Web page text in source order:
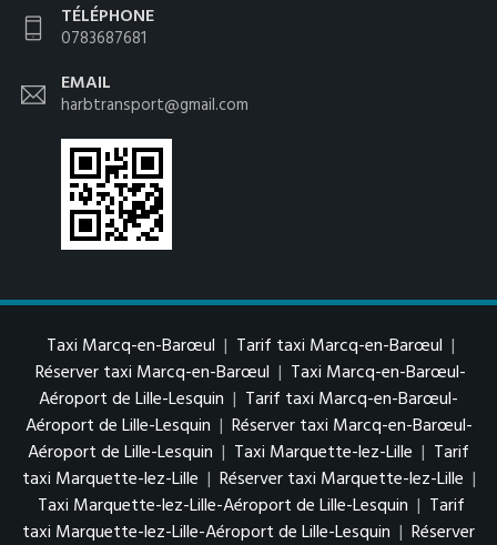
TÉLÉPHONE
0783687681
EMAIL
harbtransport@gmail.com
Taxi Marcq-en-Barœul | Tarif taxi Marcq-en-Barœul |
Réserver taxi Marcq-en-Barœul | Taxi Marcq-en-Barœul-
Aéroport de Lille-Lesquin | Tarif taxi Marcq-en-Barœul-
Aéroport de Lille-Lesquin | Réserver taxi Marcq-en-Barœul-
Aéroport de Lille-Lesquin | Taxi Marquette-lez-Lille | Tarif
taxi Marquette-lez-Lille | Réserver taxi Marquette-lez-Lille |
Taxi Marquette-lez-Lille-Aéroport de Lille-Lesquin | Tarif
taxi Marquette-lez-Lille-Aéroport de Lille-Lesquin | Réserver